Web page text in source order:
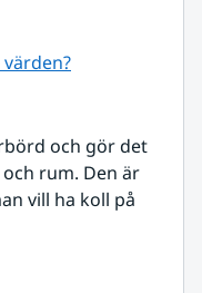
och gör det
rum. Den är
vill ha koll på